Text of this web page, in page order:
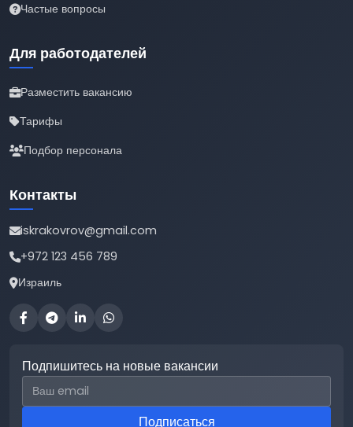
Частые вопросы
Для работодателей
Разместить вакансию
Тарифы
Подбор персонала
Контакты
iskrakovrov@gmail.com
+972 123 456 789
Израиль
Подпишитесь на новые вакансии
Email для подписки
Подписаться